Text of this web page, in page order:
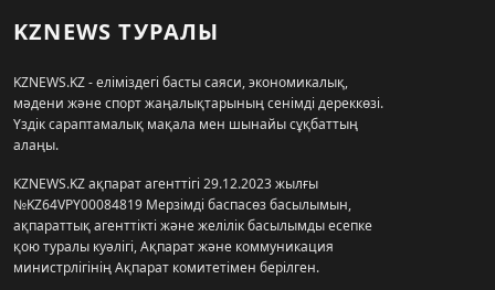
KZNEWS ТУРАЛЫ
KZNEWS.KZ - еліміздегі басты саяси, экономикалық,
мәдени және спорт жаңалықтарының сенімді дереккөзі.
Үздік сараптамалық мақала мен шынайы сұқбаттың
алаңы.
KZNEWS.KZ ақпарат агенттігі 29.12.2023 жылғы
№KZ64VPY00084819 Мерзімді баспасөз басылымын,
ақпараттық агенттікті және желілік басылымды есепке
қою туралы куәлігі, Ақпарат және коммуникация
министрлігінің Ақпарат комитетімен берілген.